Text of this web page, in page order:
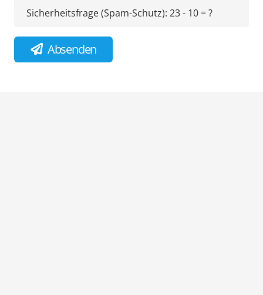
Sicherheitsfrage (Spam-Schutz): 23 - 10 = ?
Absenden